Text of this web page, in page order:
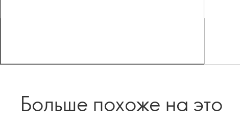
Больше похоже на это